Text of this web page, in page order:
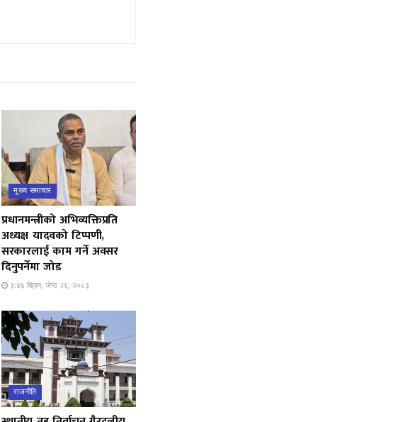
मुख्य समाचार
प्रधानमन्त्रीको अभिव्यक्तिप्रति
अध्यक्ष यादवको टिप्पणी,
सरकारलाई काम गर्ने अवसर
दिनुपर्नेमा जोड
३:४६ बिहान, जेष्ठ २६, २०८३
राजनीति